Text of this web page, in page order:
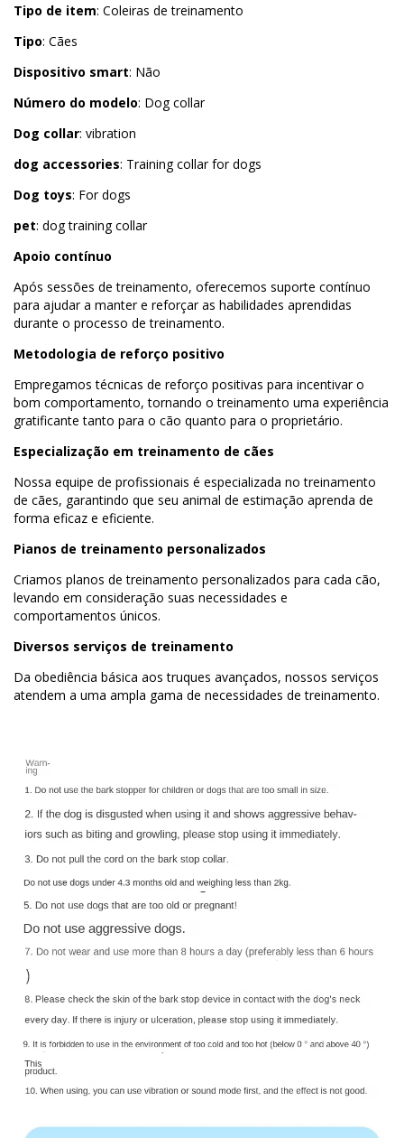
Tipo de item: Coleiras de treinamento
Tipo: Cães
Dispositivo smart: Não
Número do modelo: Dog collar
Dog collar: vibration
dog accessories: Training collar for dogs
Dog toys: For dogs
pet: dog training collar
Apoio contínuo
Após sessões de treinamento, oferecemos suporte contínuo
para ajudar a manter e reforçar as habilidades aprendidas
durante o processo de treinamento.
Metodologia de reforço positivo
Empregamos técnicas de reforço positivas para incentivar o
bom comportamento, tornando o treinamento uma experiência
gratificante tanto para o cão quanto para o proprietário.
Especialização em treinamento de cães
Nossa equipe de profissionais é especializada no treinamento
de cães, garantindo que seu animal de estimação aprenda de
forma eficaz e eficiente.
Pianos de treinamento personalizados
Criamos planos de treinamento personalizados para cada cão,
levando em consideração suas necessidades e
comportamentos únicos.
Diversos serviços de treinamento
Da obediência básica aos truques avançados, nossos serviços
atendem a uma ampla gama de necessidades de treinamento.